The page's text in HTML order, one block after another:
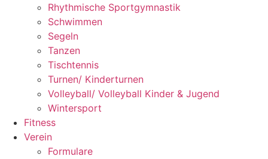
Rhythmische Sportgymnastik
Schwimmen
Segeln
Tanzen
Tischtennis
Turnen/ Kinderturnen
Volleyball/ Volleyball Kinder & Jugend
Wintersport
Fitness
Verein
Formulare